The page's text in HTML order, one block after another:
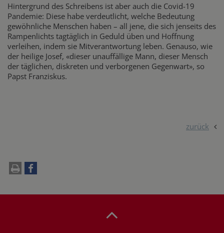
Hintergrund des Schreibens ist aber auch die Covid-19
Pandemie: Diese habe verdeutlicht, welche Bedeutung
gewöhnliche Menschen haben – all jene, die sich jenseits des
Rampenlichts tagtäglich in Geduld üben und Hoffnung
verleihen, indem sie Mitverantwortung leben. Genauso, wie
der heilige Josef, «dieser unauffällige Mann, dieser Mensch
der täglichen, diskreten und verborgenen Gegenwart», so
Papst Franziskus.
zurück